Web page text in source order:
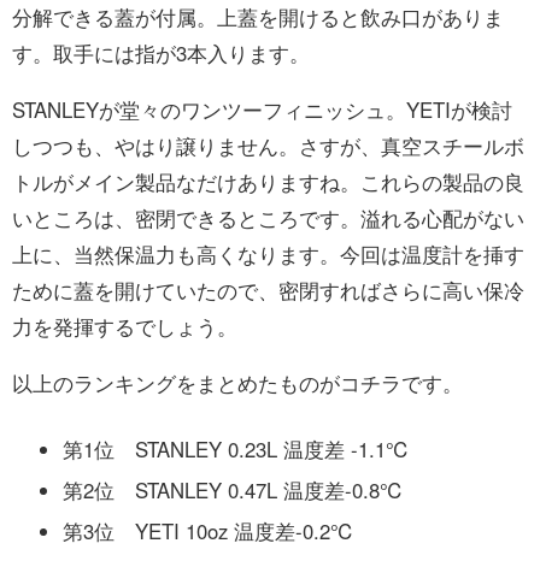
分解できる蓋が付属。上蓋を開けると飲み口がありま
す。取手には指が3本入ります。
STANLEYが堂々のワンツーフィニッシュ。YETIが検討
しつつも、やはり譲りません。さすが、真空スチールボ
トルがメイン製品なだけありますね。これらの製品の良
いところは、密閉できるところです。溢れる心配がない
上に、当然保温力も高くなります。今回は温度計を挿す
ために蓋を開けていたので、密閉すればさらに高い保冷
力を発揮するでしょう。
以上のランキングをまとめたものがコチラです。
第1位 STANLEY 0.23L 温度差 -1.1℃
第2位 STANLEY 0.47L 温度差-0.8℃
第3位 YETI 10oz 温度差-0.2℃